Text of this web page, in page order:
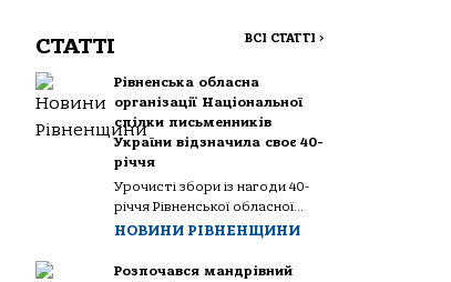
СТАТТІ ВСІ СТАТТІ >
Рівненська обласна
організації Національної
спілки письменників
України відзначила своє 40-
річчя
Урочисті збори із нагоди 40-
річчя Рівненської обласної...
НОВИНИ РІВНЕНЩИНИ
Розпочався мандрівний